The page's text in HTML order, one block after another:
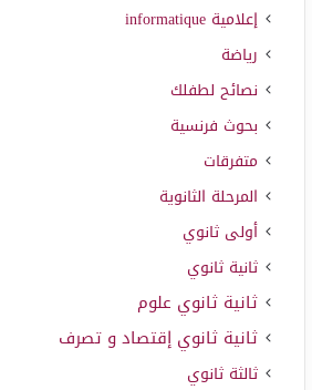
إعلامية informatique
رياضة
نصائح لطفلك
بحوث فرنسية
متفرقات
المرحلة الثانوية
أولى ثانوي
ثانية ثانوي
ثانية ثانوي علوم
ثانية ثانوي إقتصاد و تصرف
ثالثة ثانوي